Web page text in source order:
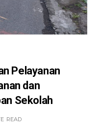
Pelayanan
dan
Sekolah
READ